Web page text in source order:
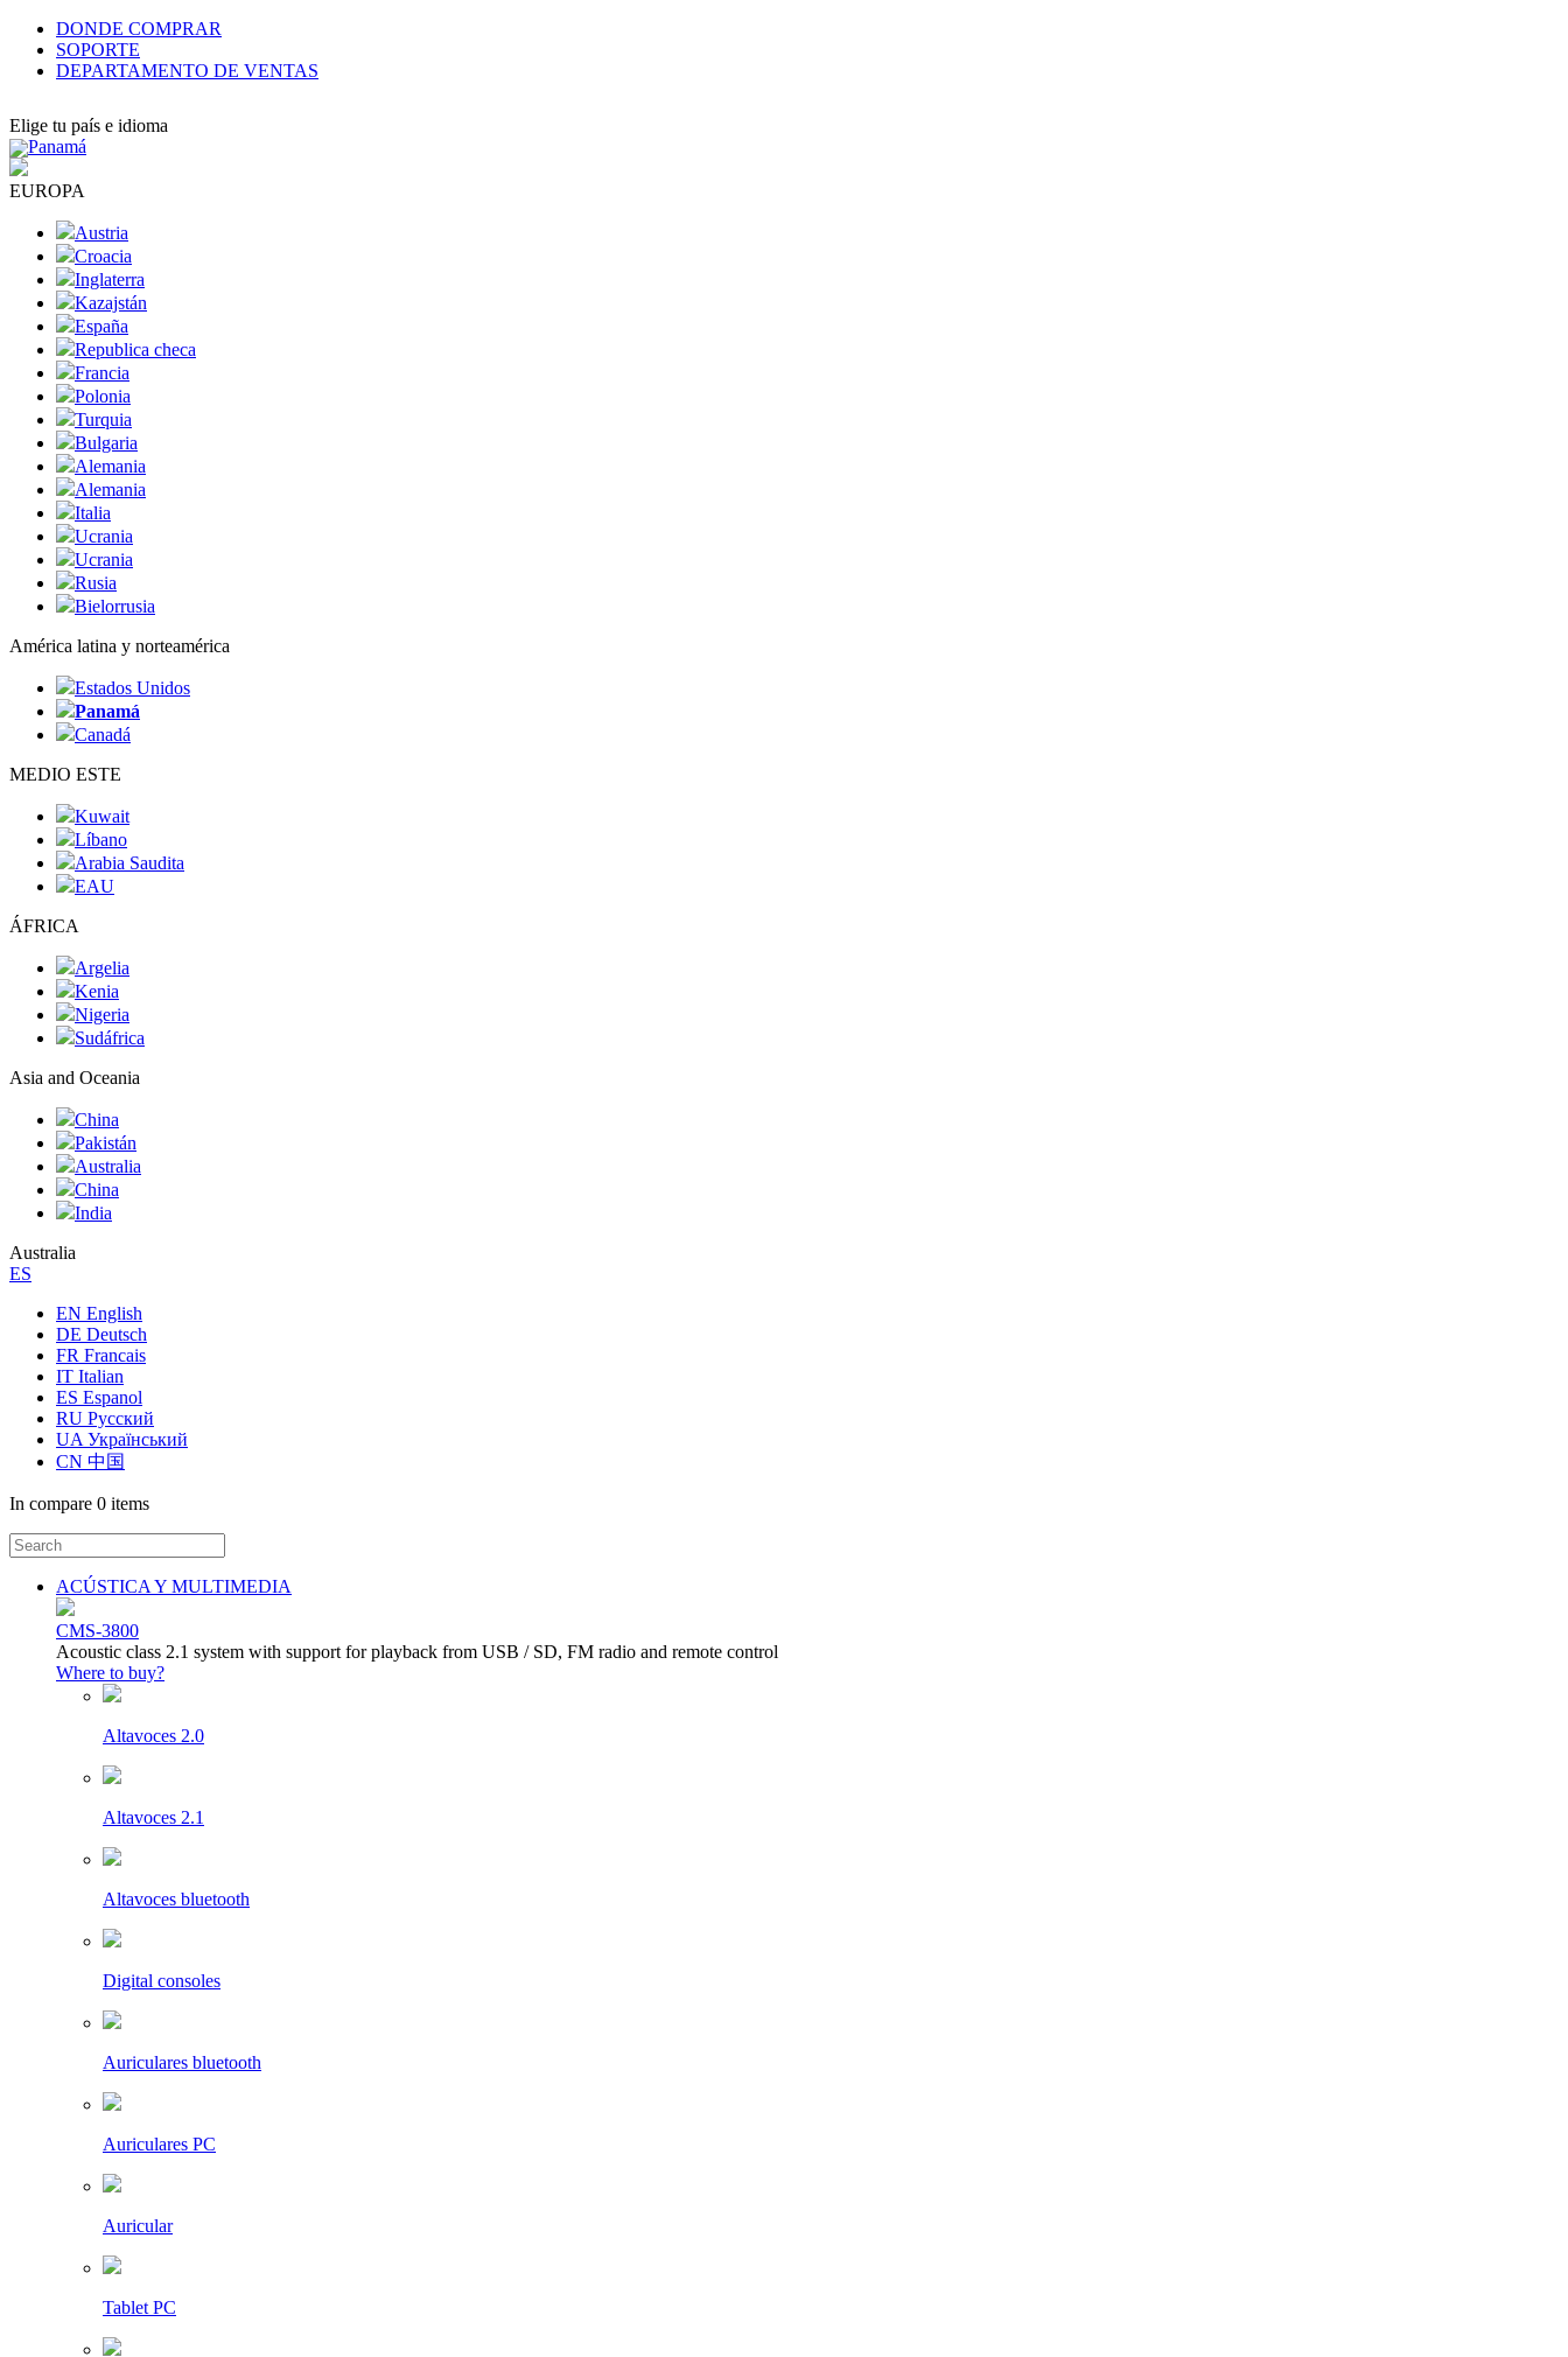
DONDE COMPRAR
SOPORTE
DEPARTAMENTO DE VENTAS
Elige tu país e idioma
Panamá
EUROPA
Austria
Croacia
Inglaterra
Kazajstán
España
Republica checa
Francia
Polonia
Turquia
Bulgaria
Alemania
Alemania
Italia
Ucrania
Ucrania
Rusia
Bielorrusia
América latina y norteamérica
Estados Unidos
Panamá
Canadá
MEDIO ESTE
Kuwait
Líbano
Arabia Saudita
EAU
ÁFRICA
Argelia
Kenia
Nigeria
Sudáfrica
Asia and Oceania
China
Pakistán
Australia
China
India
Australia
ES
EN English
DE Deutsch
FR Francais
IT Italian
ES Espanol
RU Русский
UA Український
CN 中国
In compare 0 items
ACÚSTICA Y MULTIMEDIA
CMS-3800
Acoustic class 2.1 system with support for playback from USB / SD, FM radio and remote control
Where to buy?
Altavoces 2.0
Altavoces 2.1
Altavoces bluetooth
Digital consoles
Auriculares bluetooth
Auriculares PC
Auricular
Tablet PC